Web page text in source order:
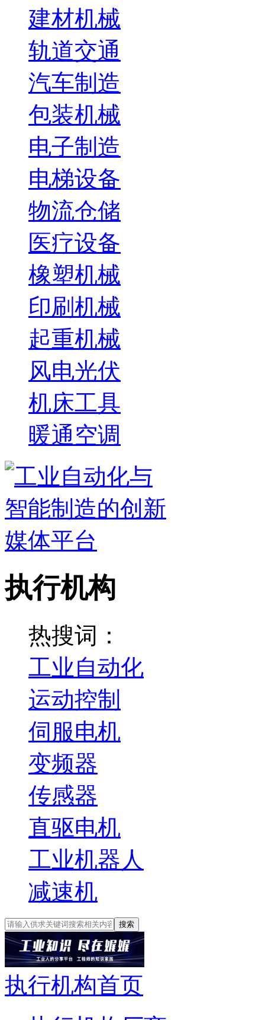
建材机械
轨道交通
汽车制造
包装机械
电子制造
电梯设备
物流仓储
医疗设备
橡塑机械
印刷机械
起重机械
风电光伏
机床工具
暖通空调
执行机构
热搜词：
工业自动化
运动控制
伺服电机
变频器
传感器
直驱电机
工业机器人
减速机
搜索
执行机构首页